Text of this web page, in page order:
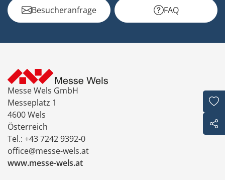
Besucheranfrage FAQ
Messe Wels GmbH
Messeplatz 1
4600 Wels
Österreich
Tel.: +43 7242 9392-0
office@messe-wels.at
www.messe-wels.at